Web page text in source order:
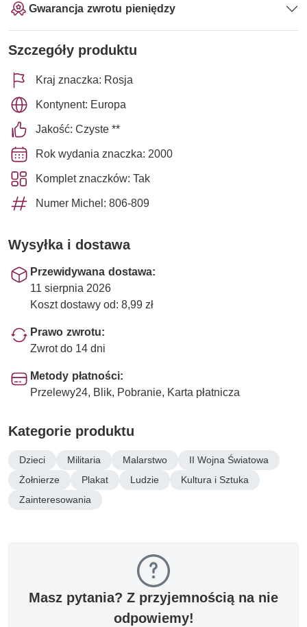
Gwarancja zwrotu pieniędzy
Szczegóły produktu
Kraj znaczka: Rosja
Kontynent: Europa
Jakość: Czyste **
Rok wydania znaczka: 2000
Komplet znaczków: Tak
Numer Michel: 806-809
Wysyłka i dostawa
Przewidywana dostawa:
11 sierpnia 2026
Koszt dostawy od: 8,99 zł
Prawo zwrotu:
Zwrot do 14 dni
Metody płatności:
Przelewy24, Blik, Pobranie, Karta płatnicza
Kategorie produktu
Dzieci Militaria Malarstwo
II Wojna Światowa
Żołnierze
Plakat Ludzie
Kultura i Sztuka
Zainteresowania
Masz pytania? Z przyjemnością na nie
odpowiemy!